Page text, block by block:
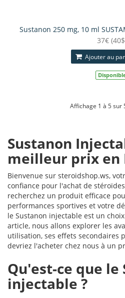
Sustanon 250 mg, 10 ml
37€
Ajouter au
Affichage 1 à 5 sur
Sustanon
meilleur prix en
Bienvenue sur steroidshop.ws,
confiance pour l'achat de
recherchez un produit efficace
performances sportives et votre
le Sustanon injectable est un
article, nous allons explorer les
utilisation, ses effets secondaires
devriez l'acheter chez nous à un
Qu'est-ce que le
injectable ?